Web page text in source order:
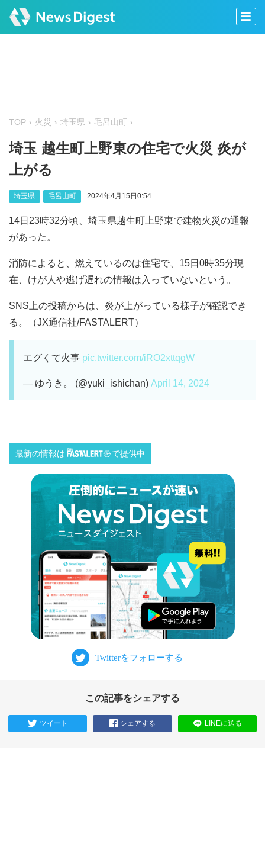
TOP 火災 埼玉県 毛呂山町
埼玉 越生町上野東の住宅で火災 炎が
上がる
埼玉県 毛呂山町 2024年4月15日0:54
14日23時32分頃、埼玉県越生町上野東で建物火災の通報
があった。
消防によると、燃えているのは住宅で、15日0時35分現
在、けが人や逃げ遅れの情報は入っていないという。
SNS上の投稿からは、炎が上がっている様子が確認でき
る。（JX通信社/FASTALERT）
エグくて火事 pic.twitter.com/iRO2xttqgW
— ゆうき。 (@yuki_ishichan) April 14, 2024
最新の情報は で提供中
この記事をシェアする
ツイート シェアする LINEに送る